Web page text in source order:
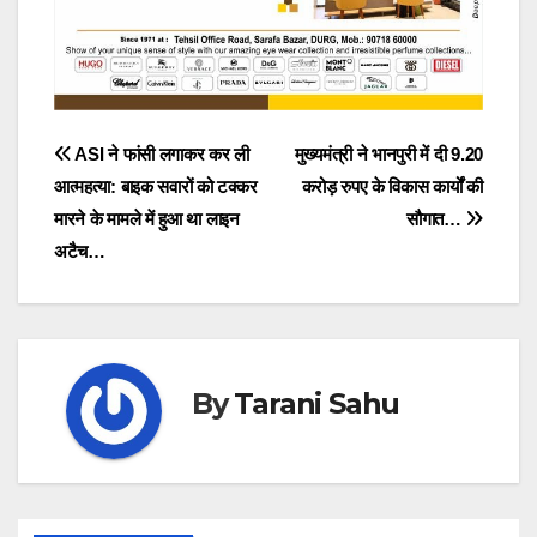
Post
navigation
मुख्यमंत्री ने भानपुरी में दी 9.20
करोड़ रुपए के विकास कार्यों की
सौगात…
ASI ने फांसी लगाकर कर ली
आत्महत्या: बाइक सवारों को टक्कर
मारने के मामले में हुआ था लाइन
अटैच…
ByTarani Sahu